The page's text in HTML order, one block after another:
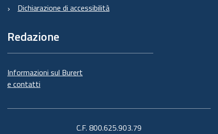
Dichiarazione di accessibilità
Redazione
Informazioni sul Burert
e contatti
C.F. 800.625.903.79